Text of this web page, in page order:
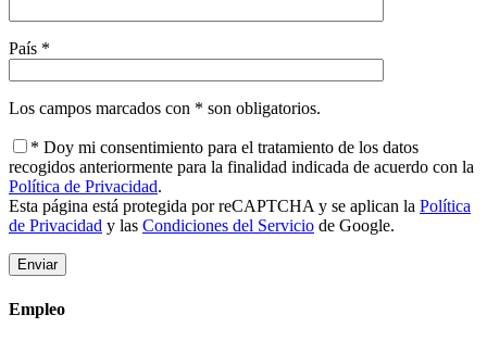
País *
Los campos marcados con * son obligatorios.
* Doy mi consentimiento para el tratamiento de los datos
recogidos anteriormente para la finalidad indicada de acuerdo con la
Política de Privacidad.
Esta página está protegida por reCAPTCHA y se aplican la Política
de Privacidad y las Condiciones del Servicio de Google.
Empleo